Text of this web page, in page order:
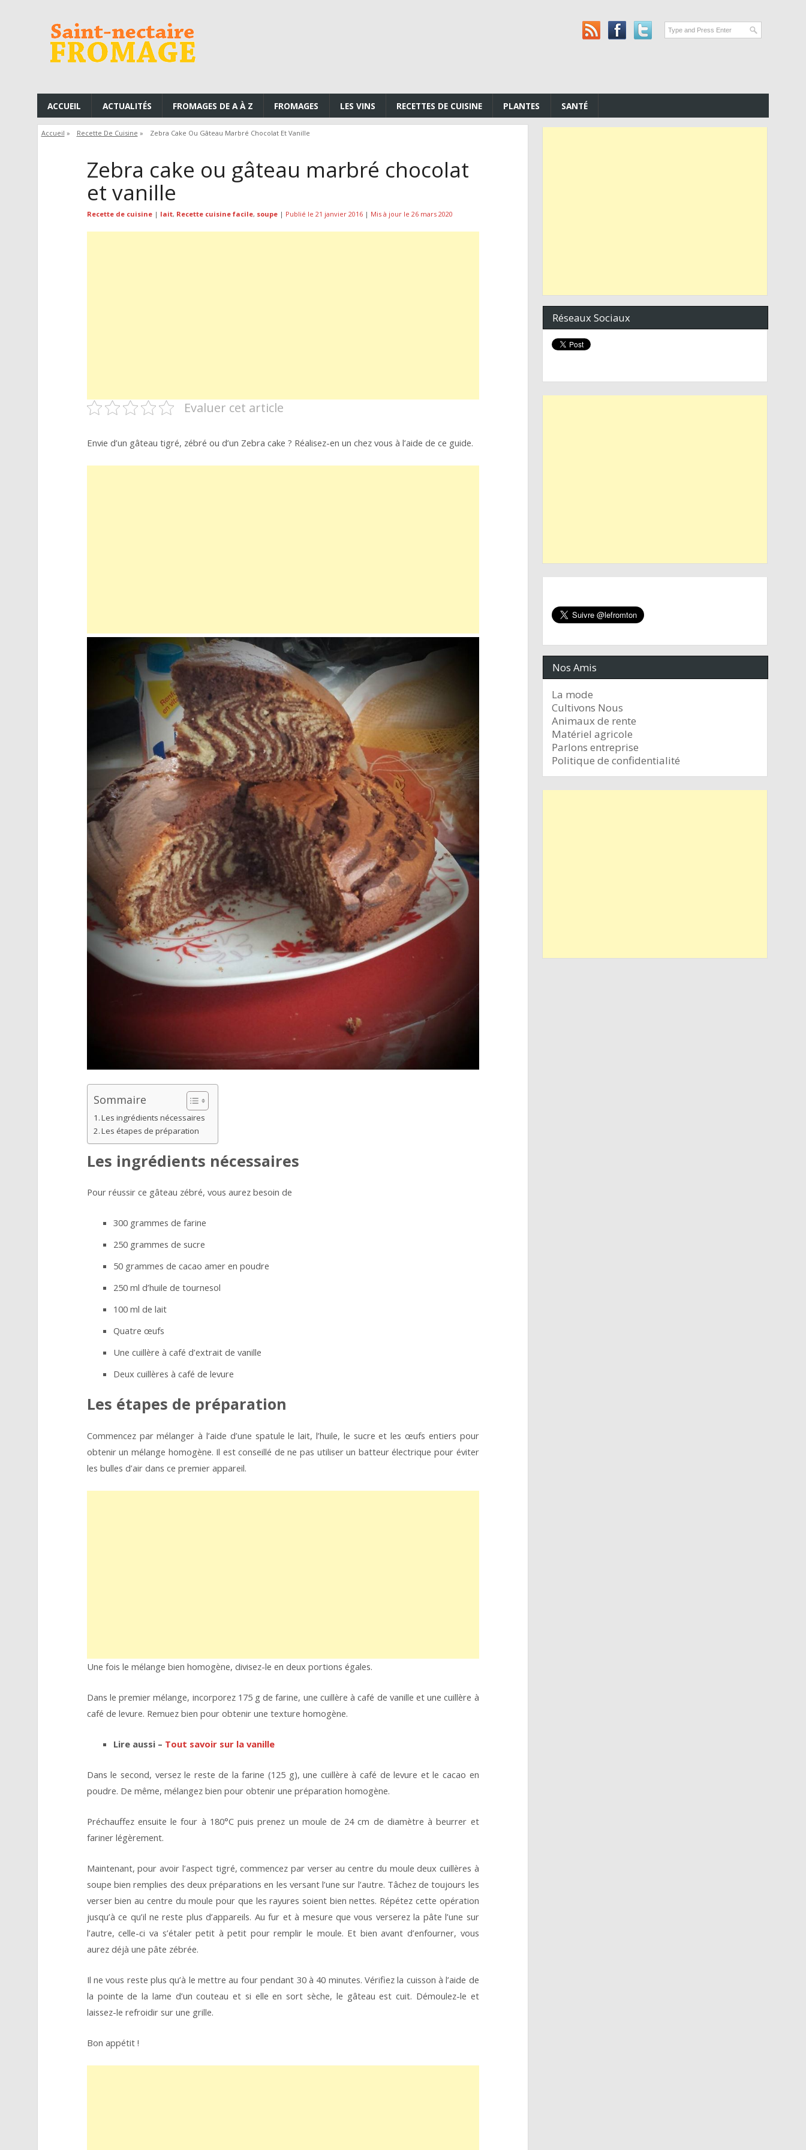
ACCUEIL ACTUALITÉS FROMAGES DE A À Z FROMAGES LES VINS RECETTES DE CUISINE PLANTES SANTÉ
Accueil » Recette De Cuisine » Zebra Cake Ou Gâteau Marbré Chocolat Et Vanille
Zebra cake ou gâteau marbré chocolat
et vanille
Recette de cuisine| lait, Recette cuisine facile, soupe| Publié le 21 janvier 2016| Mis à jour le 26 mars 2020
Evaluer cet article
Envie d’un gâteau tigré, zébré ou d’un Zebra cake ? Réalisez-en un chez vous à l’aide de ce guide.
Sommaire
Les ingrédients nécessaires
Les étapes de préparation
Les ingrédients nécessaires
Pour réussir ce gâteau zébré, vous aurez besoin de
300 grammes de farine
250 grammes de sucre
50 grammes de cacao amer en poudre
250 ml d’huile de tournesol
100 ml de lait
Quatre œufs
Une cuillère à café d’extrait de vanille
Deux cuillères à café de levure
Les étapes de préparation
Commencez par mélanger à l’aide d’une spatule le lait, l’huile, le sucre et les œufs entiers pour
obtenir un mélange homogène. Il est conseillé de ne pas utiliser un batteur électrique pour éviter
les bulles d’air dans ce premier appareil.
Une fois le mélange bien homogène, divisez-le en deux portions égales.
Dans le premier mélange, incorporez 175 g de farine, une cuillère à café de vanille et une cuillère à
café de levure. Remuez bien pour obtenir une texture homogène.
Lire aussi – Tout savoir sur la vanille
Dans le second, versez le reste de la farine (125 g), une cuillère à café de levure et le cacao en
poudre. De même, mélangez bien pour obtenir une préparation homogène.
Préchauffez ensuite le four à 180°C puis prenez un moule de 24 cm de diamètre à beurrer et
fariner légèrement.
Maintenant, pour avoir l’aspect tigré, commencez par verser au centre du moule deux cuillères à
soupe bien remplies des deux préparations en les versant l’une sur l’autre. Tâchez de toujours les
verser bien au centre du moule pour que les rayures soient bien nettes. Répétez cette opération
jusqu’à ce qu’il ne reste plus d’appareils. Au fur et à mesure que vous verserez la pâte l’une sur
l’autre, celle-ci va s’étaler petit à petit pour remplir le moule. Et bien avant d’enfourner, vous
aurez déjà une pâte zébrée.
Il ne vous reste plus qu’à le mettre au four pendant 30 à 40 minutes. Vérifiez la cuisson à l’aide de
la pointe de la lame d’un couteau et si elle en sort sèche, le gâteau est cuit. Démoulez-le et
laissez-le refroidir sur une grille.
Bon appétit !
Réseaux Sociaux
Nos Amis
La mode
Cultivons Nous
Animaux de rente
Matériel agricole
Parlons entreprise
Politique de confidentialité